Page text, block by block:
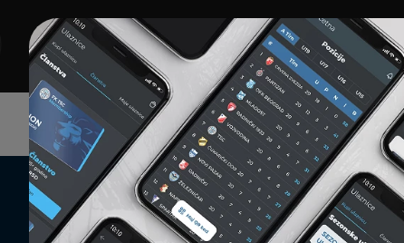
HOME SPONZORI NEWS GALERIJE A TIM ČLANSTVO